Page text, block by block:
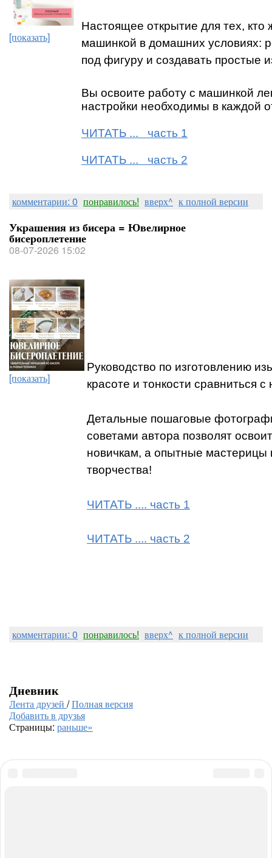
[показать]
Настоящее открытие для тех,
машинкой в домашних условиях:
под фигуру и создавать простые
Вы освоите работу с машинкой
настройки необходимы в каждой
ЧИТАТЬ ... часть 1
ЧИТАТЬ ... часть 2
комментарии: 0 понравилось! вверх^ к полной версии
Украшения из бисера = Ювелирное
бисероплетение
08-07-2026 15:02
[показать]
Руководство по изготовлению
красоте и тонкости сравниться
Детальные пошаговые
советами автора позволят
новичкам, а опытные мастерицы
творчества!
ЧИТАТЬ .... часть 1
ЧИТАТЬ .... часть 2
комментарии: 0 понравилось! вверх^ к полной версии
Дневник
Лента друзей /Полная версия
Добавить в друзья
Страницы: раньше»